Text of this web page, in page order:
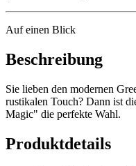
Auf einen Blick
Beschreibung
Sie lieben den modernen
rustikalen Touch? Dann ist
Magic" die perfekte Wahl.
Produktdetails